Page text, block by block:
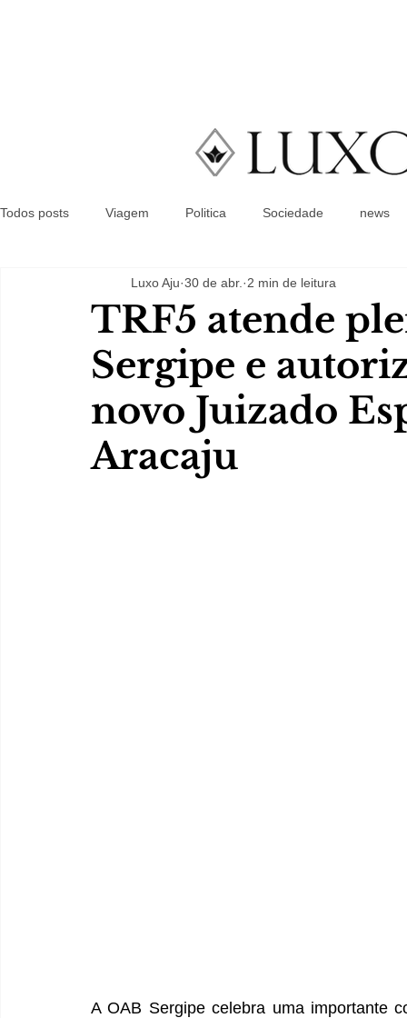
Todos posts Viagem Politica Sociedade news
TRF5 atende
Sergipe e
novo Juizado
Aracaju
Luxo Aju 30 de abr. 2 min de leitura
A OAB Sergipe celebra uma importante